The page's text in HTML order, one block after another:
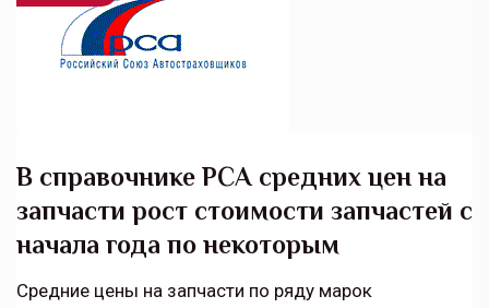
В справочнике РСА средних цен на
запчасти рост стоимости запчастей с
начала года по некоторым
Средние цены на запчасти по ряду марок